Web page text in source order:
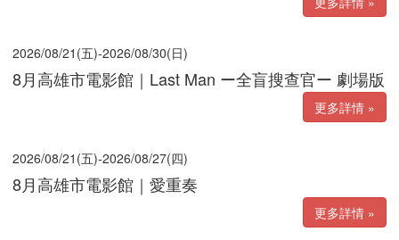
2026/08/21(五)-2026/08/30(日)
8月高雄市電影館｜Last Man ー全盲搜查官ー 劇場版
更多詳情 »
2026/08/21(五)-2026/08/27(四)
8月高雄市電影館｜愛重奏
更多詳情 »